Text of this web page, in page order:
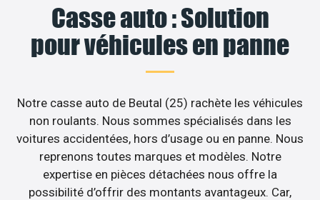
Casse auto : Solution
pour véhicules en panne
Notre casse auto de Beutal (25) rachète les véhicules
non roulants. Nous sommes spécialisés dans les
voitures accidentées, hors d’usage ou en panne. Nous
reprenons toutes marques et modèles. Notre
expertise en pièces détachées nous offre la
possibilité d’offrir des montants avantageux. Car,